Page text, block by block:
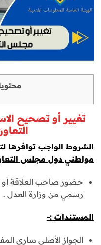
تغيير أو تصحيح
الشروط الواجب توافرها
مواطني دول مجلس
حضور صاحب العلاقة أو
رسمي من وزارة العدل .
المستندات :-
الجواز الأصلي ساري